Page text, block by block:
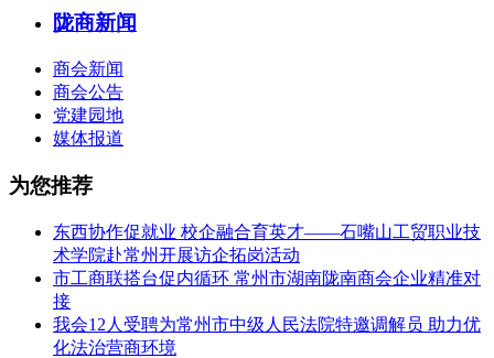
陇商新闻
商会新闻
商会公告
党建园地
媒体报道
为您推荐
东西协作促就业 校企融合育英才——石嘴山工贸职业技
术学院赴常州开展访企拓岗活动
市工商联搭台促内循环 常州市湖南陇南商会企业精准对
接
我会12人受聘为常州市中级人民法院特邀调解员 助力优
化法治营商环境